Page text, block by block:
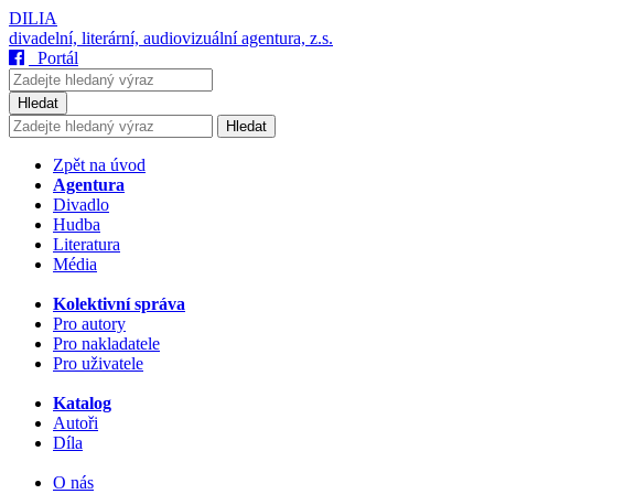
DILIA
divadelní, literární, audiovizuální agentura, z.s.
Portál
Hledat
Hledat
Zpět na úvod
Agentura
Divadlo
Hudba
Literatura
Média
Kolektivní správa
Pro autory
Pro nakladatele
Pro uživatele
Katalog
Autoři
Díla
O nás